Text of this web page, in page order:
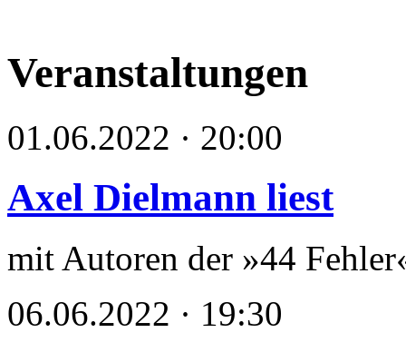
Veranstaltungen
01.06.2022 · 20:00
Axel Dielmann liest
mit Autoren der »44
06.06.2022 · 19:30